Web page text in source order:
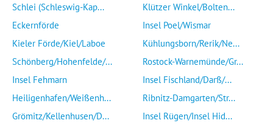
Schlei (Schleswig-Kap...
Eckernförde
Kieler Förde/Kiel/Laboe
Schönberg/Hohenfelde/...
Insel Fehmarn
Heiligenhafen/Weißenh...
Grömitz/Kellenhusen/D...
Klützer Winkel/Bolten...
Insel Poel/Wismar
Kühlungsborn/Rerik/Ne...
Rostock-Warnemünde/Gr...
Insel Fischland/Darß/...
Ribnitz-Damgarten/Str...
Insel Rügen/Insel Hid...